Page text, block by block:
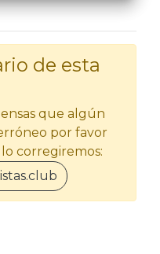
de esta
que algún
por favor
corregiremos: